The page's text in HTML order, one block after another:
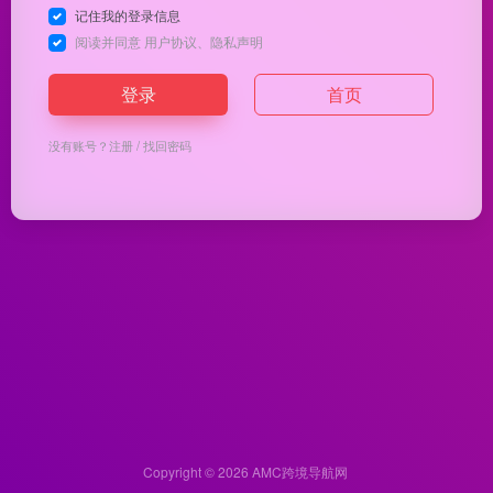
记住我的登录信息
阅读并同意 用户协议 隐私声明
登录 首页
没有账号？注册/找回密码
Copyright © 2026 AMC跨境导航网